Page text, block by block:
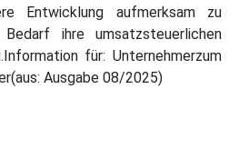
Entwicklung aufmerksam zu
ihre umsatzsteuerlichen
für: Unternehmerzum
Ausgabe 08/2025)